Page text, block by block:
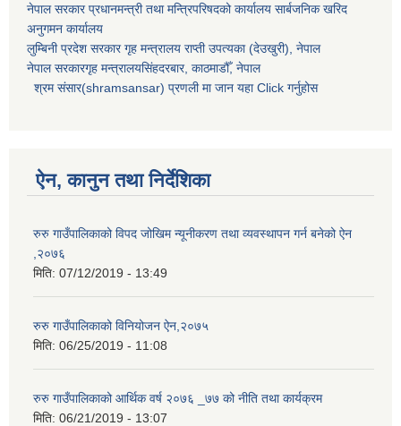
नेपाल सरकार प्रधानमन्त्री तथा मन्त्रिपरिषदको कार्यालय सार्बजनिक खरिद
अनुगमन कार्यालय
लुम्बिनी प्रदेश सरकार गृह मन्त्रालय राप्ती उपत्यका (देउखुरी), नेपाल
नेपाल सरकारगृह मन्त्रालयसिंहदरबार, काठमाडौँ, नेपाल
श्रम संसार(shramsansar) प्रणली मा जान यहा Click गर्नुहोस
ऐन, कानुन तथा निर्देशिका
रुरु गाउँपालिकाको विपद जोखिम न्यूनीकरण तथा व्यवस्थापन गर्न बनेको ऐन
,२०७६
मिति: 07/12/2019 - 13:49
रुरु गाउँपालिकाको विनियोजन ऐन,२०७५
मिति: 06/25/2019 - 11:08
रुरु गाउँपालिकाको आर्थिक वर्ष २०७६ _७७ को नीति तथा कार्यक्रम
मिति: 06/21/2019 - 13:07